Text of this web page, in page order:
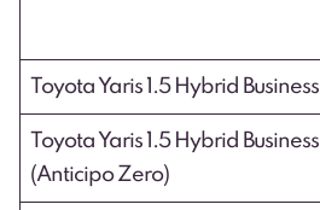
Toyota Yaris 1.5 Hybrid Business
Toyota Yaris 1.5 Hybrid Business
(Anticipo Zero)